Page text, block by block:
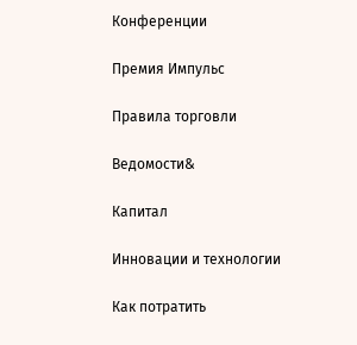
Конференции
Премия Импульс
Правила торговли
Ведомости&
Капитал
Инновации и технологии
Как потратить